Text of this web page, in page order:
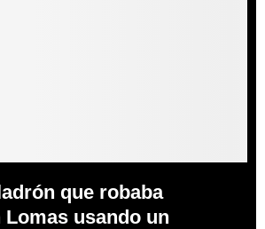
que robaba
Lomas usando un